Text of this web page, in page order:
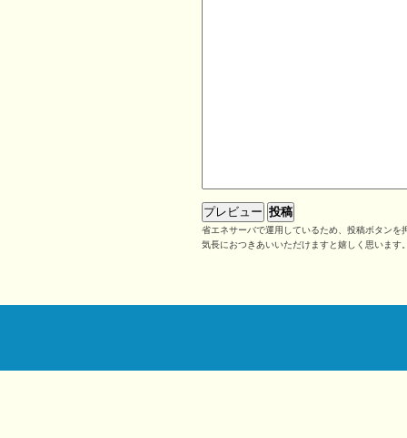
省エネサーバで運用しているため、投稿ボタン
気長におつきあいいただけますと嬉しく思います